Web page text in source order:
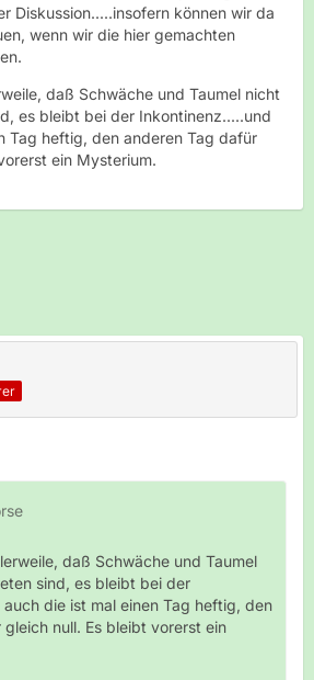
Diskussion.....insofern können wir da
wenn wir die hier gemachten
daß Schwäche und Taumel nicht
es bleibt bei der Inkontinenz.....und
Tag heftig, den anderen Tag dafür
ein Mysterium.
daß Schwäche und Taumel
sind, es bleibt bei der
die ist mal einen Tag heftig, den
null. Es bleibt vorerst ein